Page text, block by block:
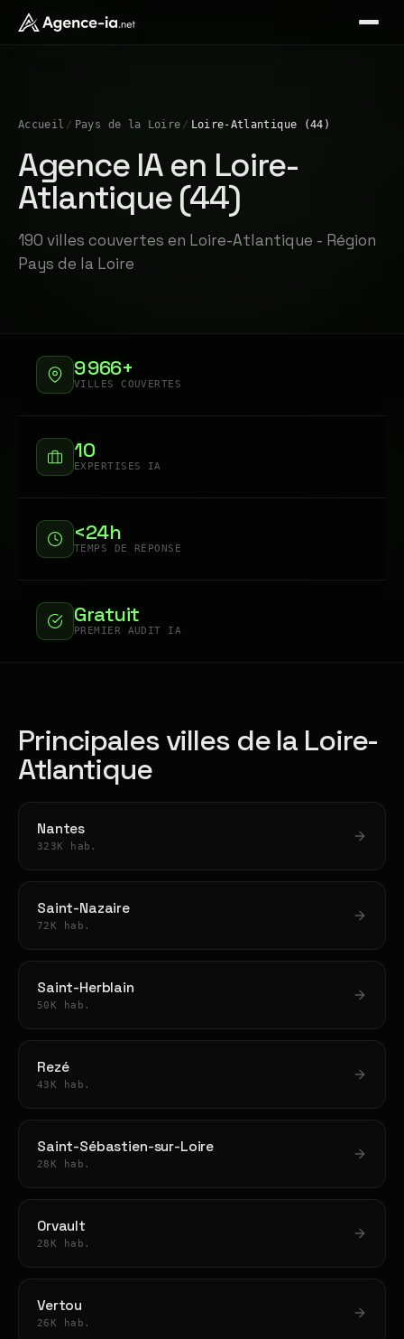
Accueil / Pays de la Loire / Loire-Atlantique (44)
Agence IA en Loire-
Atlantique (44)
190 villes couvertes en Loire-Atlantique - Région
Pays de la Loire
9 966+
VILLES COUVERTES
10
EXPERTISES IA
<24h
TEMPS DE RÉPONSE
Gratuit
PREMIER AUDIT IA
Principales villes de la Loire-
Atlantique
Nantes
323K hab.
Saint-Nazaire
72K hab.
Saint-Herblain
50K hab.
Rezé
43K hab.
Saint-Sébastien-sur-Loire
28K hab.
Orvault
28K hab.
Vertou
26K hab.